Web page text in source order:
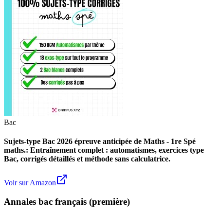
Bac
Sujets-type Bac 2026 épreuve anticipée de Maths - 1re Spé
maths.: Entraînement complet : automatismes, exercices type
Bac, corrigés détaillés et méthode sans calculatrice.
Voir sur Amazon
Annales bac français (première)